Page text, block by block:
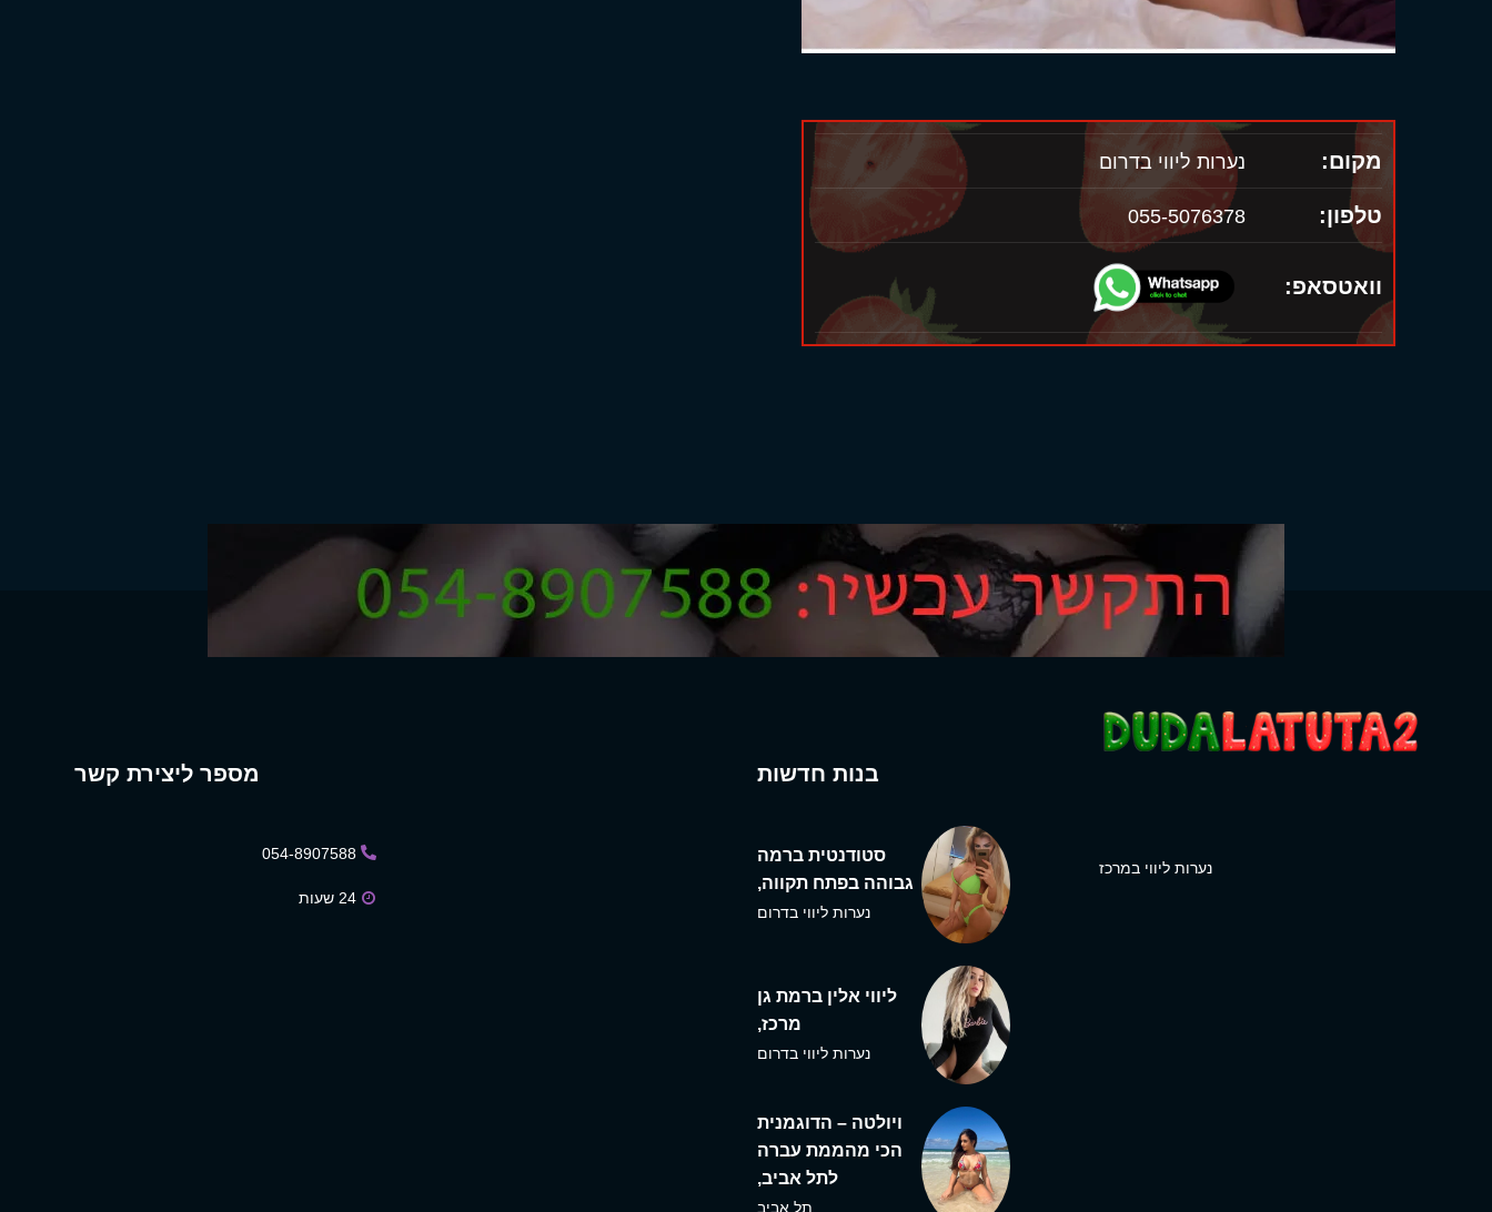
מקום: נערות ליווי בדרום
טלפון: 055-5076378
וואטסאפ:
נערות ליווי במרכז
בנות חדשות
סטודנטית ברמה
גבוהה בפתח תקווה,
נערות ליווי בדרום
ליווי אלין ברמת גן
מרכז,
נערות ליווי בדרום
ויולטה – הדוגמנית
הכי מהממת עברה
לתל אביב,
תל אביב
מספר ליצירת קשר
054-8907588
24 שעות